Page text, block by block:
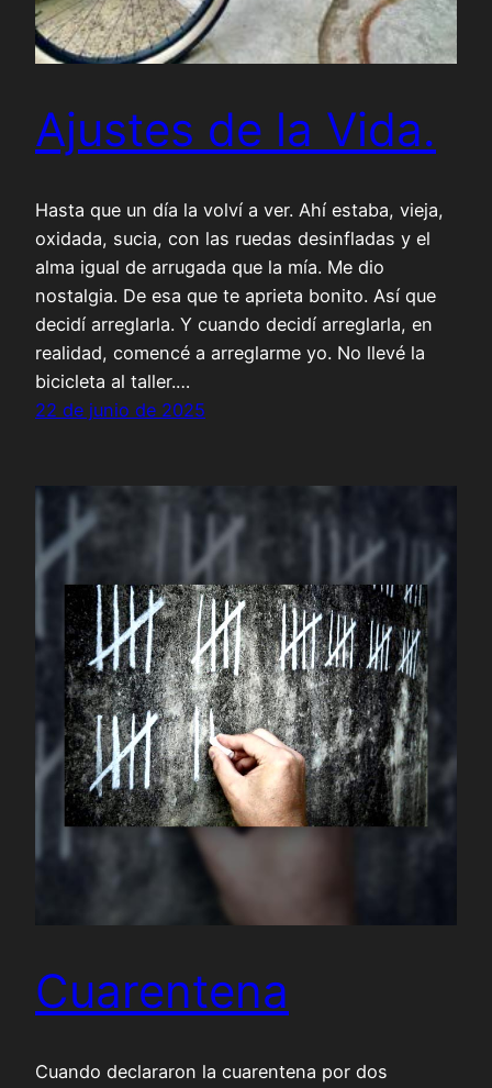
Ajustes de la Vida.
Hasta que un día la volví a ver. Ahí estaba, vieja,
oxidada, sucia, con las ruedas desinfladas y el
alma igual de arrugada que la mía. Me dio
nostalgia. De esa que te aprieta bonito. Así que
decidí arreglarla. Y cuando decidí arreglarla, en
realidad, comencé a arreglarme yo. No llevé la
bicicleta al taller.…
22 de junio de 2025
Cuarentena
Cuando declararon la cuarentena por dos